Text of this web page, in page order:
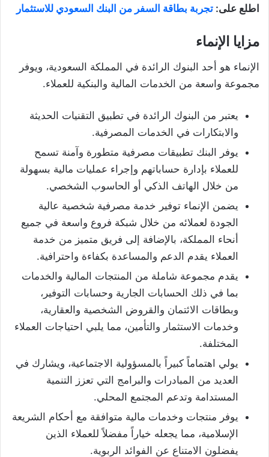
اطلع على: تجربة بطاقة السفر من البنك السعودي للاستثمار
مزايا الإنماء
الإنماء هو أحد البنوك الرائدة في المملكة السعودية، ويوفر
مجموعة واسعة من الخدمات المالية والبنكية للعملاء.
يعتبر من البنوك الرائدة في تطبيق التقنيات الحديثة
والابتكارات في الخدمات المصرفية.
يوفر البنك تطبيقات مصرفية متطورة وآمنة تسمح
للعملاء بإدارة حساباتهم وإجراء عمليات مالية بسهولة
من خلال الهاتف الذكي أو الحاسوب الشخصي.
يضمن الإنماء توفير خدمة مصرفية شخصية عالية
الجودة لعملائه من خلال شبكة فروع واسعة في جميع
أنحاء المملكة، بالإضافة إلى فريق متميز من خدمة
العملاء يقدم الدعم والمساعدة بكفاءة واحترافية.
يقدم مجموعة شاملة من المنتجات المالية والخدمات
بما في ذلك الحسابات الجارية وحسابات التوفير،
وبطاقات الائتمان والقروض الشخصية والعقارية،
وخدمات الاستثمار والتأمين، مما يلبي احتياجات العملاء
المختلفة.
يولي اهتماماً كبيراً بالمسؤولية الاجتماعية، ويشارك في
العديد من المبادرات والبرامج التي تعزز التنمية
المستدامة وتدعم المجتمع المحلي.
يوفر منتجات وخدمات مالية متوافقة مع أحكام الشريعة
الإسلامية، مما يجعله خياراً مفضلاً للعملاء الذين
يفضلون الامتناع عن الفوائد الربوية.